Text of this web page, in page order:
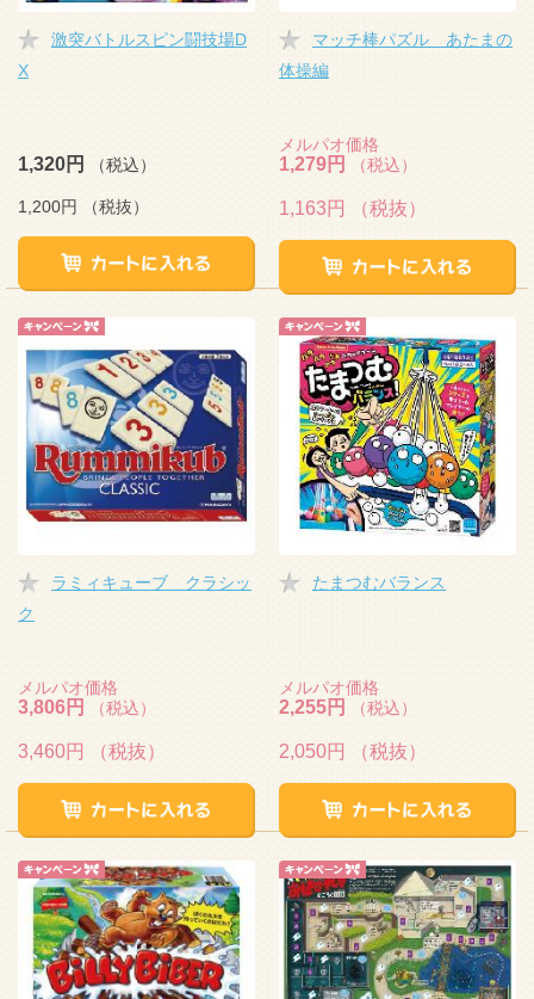
激突バトルスピン闘技場D
X
1,320円 （税込）
1,200円 （税抜）
マッチ棒パズル あたまの
体操編
メルパオ価格
1,279円 （税込）
1,163円 （税抜）
ラミィキューブ クラシッ
ク
メルパオ価格
3,806円 （税込）
3,460円 （税抜）
たまつむバランス
メルパオ価格
2,255円 （税込）
2,050円 （税抜）